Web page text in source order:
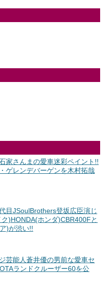
家さんまの愛車迷彩ペイント!!
ゲレンデバーゲンを木村拓哉
目JSoulBrothers登坂広臣演じ
)HONDA(ホンダ)CBR400Fと
)が渋い!!
芸能人蒼井優の男前な愛車セ
ランドクルーザー60を公